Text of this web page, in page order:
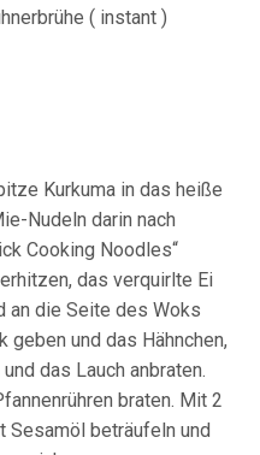
( instant )
Kurkuma in das heiße
Nudeln darin nach
Cooking Noodles“
das verquirlte Ei
an die Seite des Woks
geben und das Hähnchen,
das Lauch anbraten.
braten. Mit 2
Sesamöl beträufeln und